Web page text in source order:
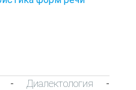
Диалектология -